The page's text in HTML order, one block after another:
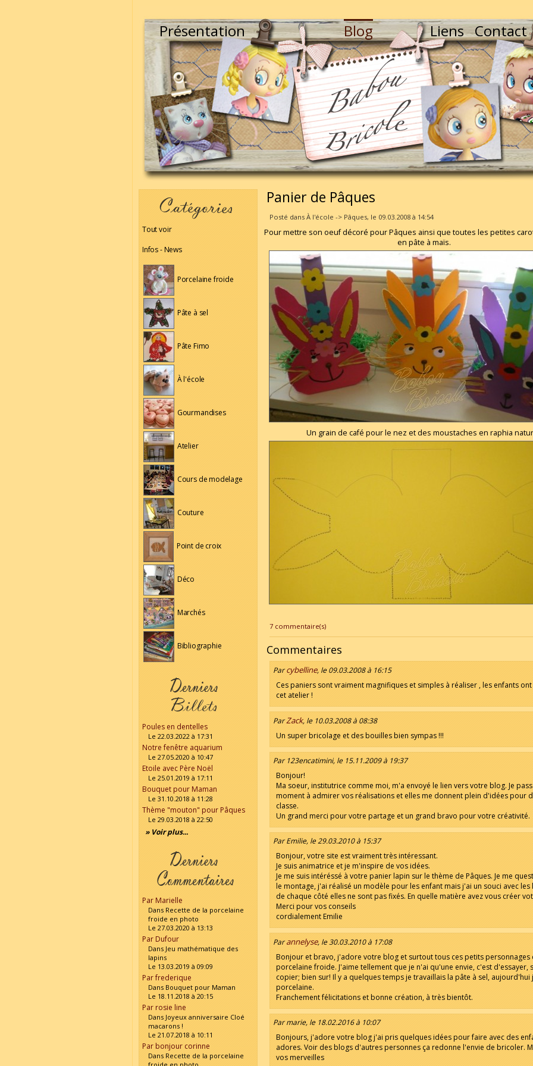
Présentation Blog Liens Contact
Tout voir
Infos - News
Porcelaine froide
Pâte à sel
Pâte Fimo
À l'école
Gourmandises
Atelier
Cours de modelage
Couture
Point de croix
Déco
Marchés
Bibliographie
Poules en dentelles
Le 22.03.2022 à 17:31
Notre fenêtre aquarium
Le 27.05.2020 à 10:47
Etoile avec Père Noël
Le 25.01.2019 à 17:11
Bouquet pour Maman
Le 31.10.2018 à 11:28
Thème "mouton" pour Pâques
Le 29.03.2018 à 22:50
» Voir plus...
Par Marielle
Dans Recette de la porcelaine
froide en photo
Le 27.03.2020 à 13:13
Par Dufour
Dans Jeu mathématique des
lapins
Le 13.03.2019 à 09:09
Par frederique
Dans Bouquet pour Maman
Le 18.11.2018 à 20:15
Par rosie line
Dans Joyeux anniversaire Cloé
macarons !
Le 21.07.2018 à 10:11
Par bonjour corinne
Dans Recette de la porcelaine
Panier de Pâques
Posté dans À l'école -> Pâques, le 09.03.2008 à 14:54
Pour mettre son oeuf décoré pour Pâques ainsi que toutes les petites
en pâte à maïs.
Un grain de café pour le nez et des moustaches en raphia
7 commentaire(s)
Commentaires
Parcybelline, le 09.03.2008 à 16:15
Ces paniers sont vraiment magnifiques et simples à réaliser , les enfants
cet atelier !
ParZack, le 10.03.2008 à 08:38
Un super bricolage et des bouilles bien sympas !!!
Par 123encatimini, le 15.11.2009 à 19:37
Bonjour!
Ma soeur, institutrice comme moi, m'a envoyé le lien vers votre blog. Je
moment à admirer vos réalisations et elles me donnent plein d'idées pour
classe.
Un grand merci pour votre partage et un grand bravo pour votre créativité.
Par Emilie, le 29.03.2010 à 15:37
Bonjour, votre site est vraiment très intéressant.
Je suis animatrice et je m'inspire de vos idées.
Je me suis intéréssé à votre panier lapin sur le thème de Pâques. Je me
le montage, j'ai réalisé un modèle pour les enfant mais j'ai un souci avec les
de chaque côté elles ne sont pas fixés. En quelle matière avez vous créer
Merci pour vos conseils
cordialement Emilie
Parannelyse, le 30.03.2010 à 17:08
Bonjour et bravo, j'adore votre blog et surtout tous ces petits personnages
porcelaine froide. J'aime tellement que je n'ai qu'une envie, c'est d'essayer,
copier; bien sur! Il y a quelques temps je travaillais la pâte à sel, aujourd'hui
porcelaine.
Franchement félicitations et bonne création, à très bientôt.
Par marie, le 18.02.2016 à 10:07
Bonjours, j'adore votre blog j'ai pris quelques idées pour faire avec des
adores. Voir des blogs d'autres personnes ça redonne l'envie de bricoler.
vos merveilles